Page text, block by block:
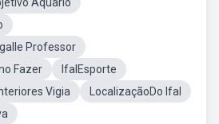
Professor
Fazer
IfalEsporte
Vigia
LocalizaçãoDo Ifal